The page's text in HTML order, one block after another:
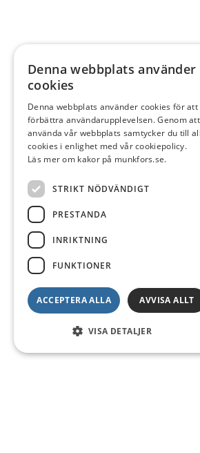
Denna webbplats använder
cookies
Denna webbplats använder cookies för att
förbättra användarupplevelsen. Genom att
använda vår webbplats samtycker du till
cookies i enlighet med vår cookiepolicy.
Läs mer om kakor på munkfors.se.
STRIKT NÖDVÄNDIGT
PRESTANDA
INRIKTNING
FUNKTIONER
ACCEPTERA ALLA AVVISA ALLT
VISA DETALJER